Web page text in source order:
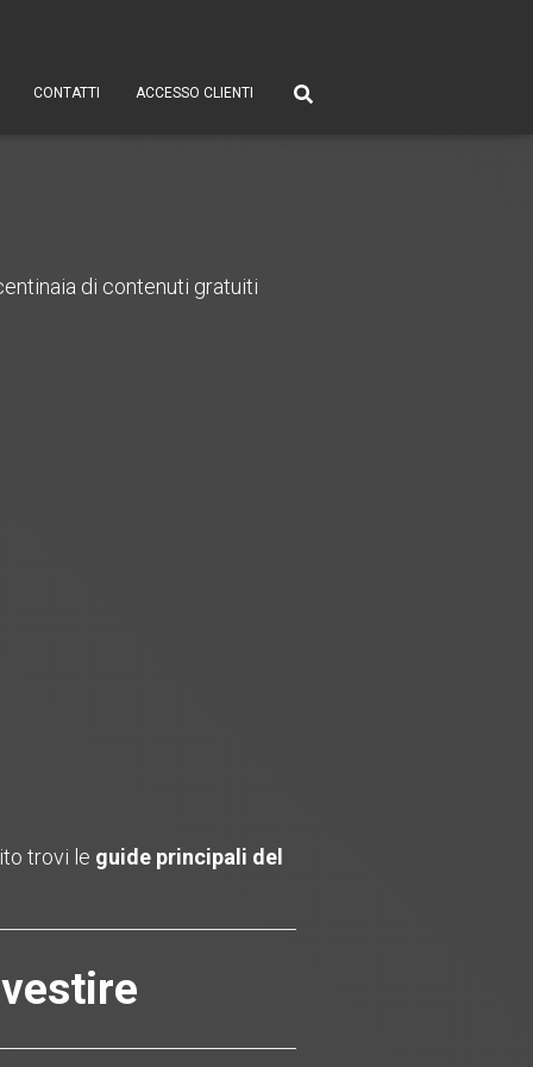
CONTATTI ACCESSO CLIENTI
di contenuti gratuiti
trovi le guide principali del